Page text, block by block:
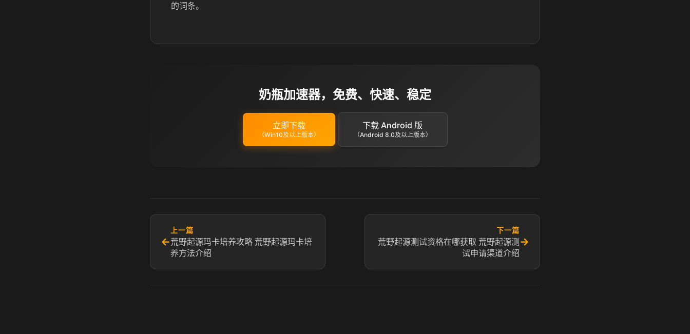
的词条。
奶瓶加速器，免费、快速、稳定
立即下载
（Win10及以上版本）
下载 Android 版
（Android 8.0及以上版本）
←
上一篇
荒野起源玛卡培养攻略 荒野起源玛卡培
养方法介绍
下一篇
荒野起源测试资格在哪获取 荒野起源测
试申请渠道介绍
→